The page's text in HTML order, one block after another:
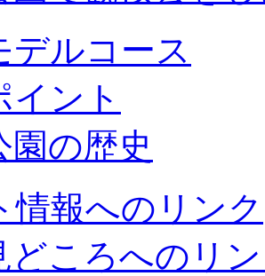
デルコース
イント
園の歴史
情報へのリンク
どころへのリ